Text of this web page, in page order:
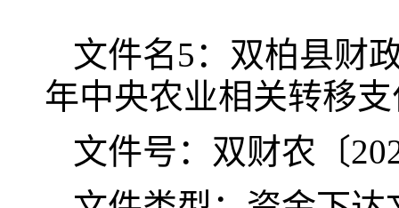
文件名5：双柏县财
年中央农业相关转移
文件号：双财农〔